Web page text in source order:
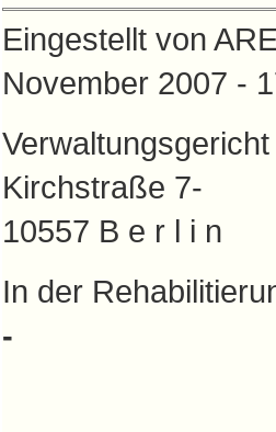
Eingestellt von
November 2007 -
Kirchstraße 7-
10557 B e r l i n
In der
-